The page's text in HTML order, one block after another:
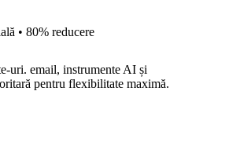
• 80% reducere
uri. email, instrumente AI și
pentru flexibilitate maximă.